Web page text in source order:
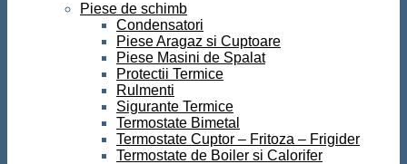
Piese de schimb
Condensatori
Piese Aragaz si Cuptoare
Piese Masini de Spalat
Protectii Termice
Rulmenti
Sigurante Termice
Termostate Bimetal
Termostate Cuptor – Fritoza – Frigider
Termostate de Boiler si Calorifer